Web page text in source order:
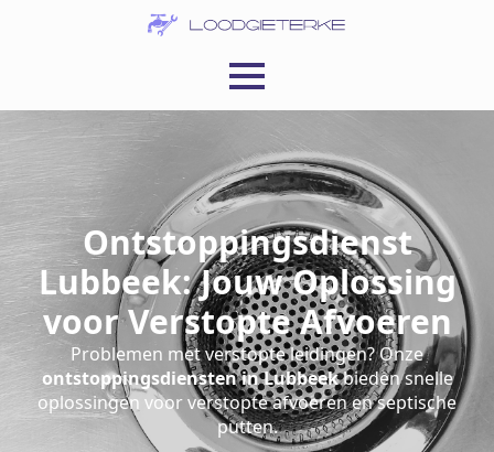
Ontstoppingsdienst
Lubbeek: Jouw Oplossing
voor Verstopte Afvoeren
Problemen met verstopte leidingen? Onze
ontstoppingsdiensten in Lubbeekbieden snelle
oplossingen voor verstopte afvoeren en septische
putten.